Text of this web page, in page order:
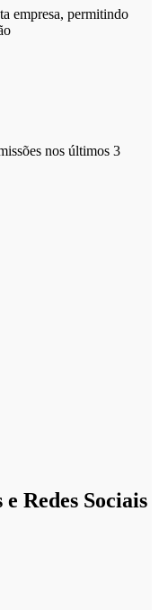
empresa, permitindo
nos últimos 3
Redes Sociais